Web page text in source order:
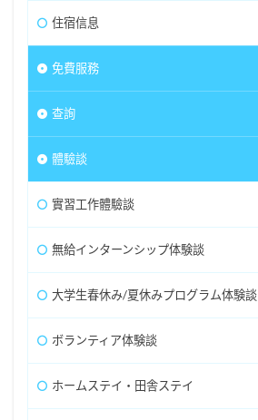
住宿信息
免費服務
查詢
體驗談
實習工作體驗談
無給インターンシップ体験談
大学生春休み/夏休みプログラム体験談
ボランティア体験談
ホームステイ・田舎ステイ